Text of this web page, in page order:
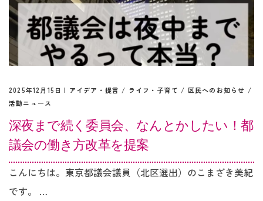
2025年12月15日 | アイデア・提言 / ライフ・子育て / 区民へのお知らせ /
活動ニュース
深夜まで続く委員会、なんとかしたい！都
議会の働き方改革を提案
こんにちは。東京都議会議員（北区選出）のこまざき美紀
です。 …